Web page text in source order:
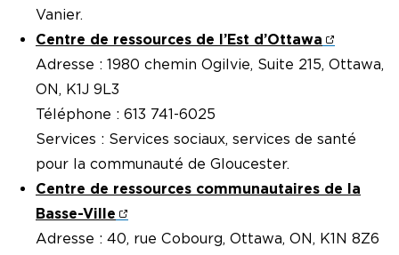
Vanier.
Centre de ressources de l’Est d’Ottawa
Adresse : 1980 chemin Ogilvie, Suite 215, Ottawa,
ON, K1J 9L3
Téléphone : 613 741-6025
Services : Services sociaux, services de santé
pour la communauté de Gloucester.
Centre de ressources communautaires de la
Basse-Ville
Adresse : 40, rue Cobourg, Ottawa, ON, K1N 8Z6